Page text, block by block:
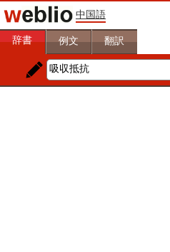
中国語
辞書 例文 翻訳